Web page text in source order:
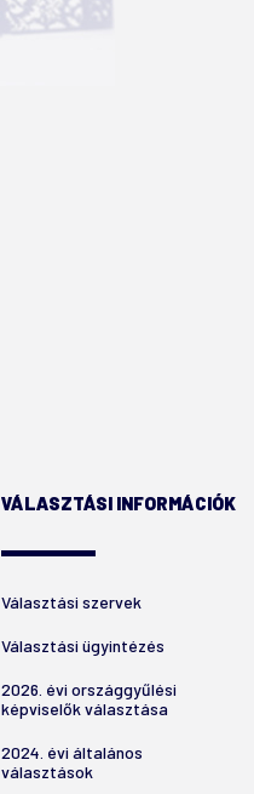
VÁLASZTÁSI INFORMÁCIÓK
Választási szervek
Választási ügyintézés
2026. évi országgyűlési
képviselők választása
2024. évi általános
választások